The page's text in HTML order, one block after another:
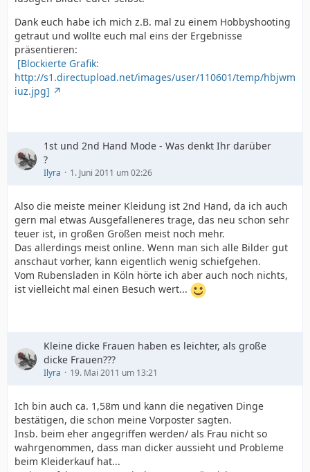
Dank euch habe ich mich z.B. mal zu einem Hobbyshooting
getraut und wollte euch mal eins der Ergebnisse
präsentieren:
[Blockierte Grafik:
http://s1.directupload.net/images/user/110601/temp/hbjwm
iuz.jpg]
1st und 2nd Hand Mode - Was denkt Ihr darüber
?
Ilyra 1. Juni 2011 um 02:26
Also die meiste meiner Kleidung ist 2nd Hand, da ich auch
gern mal etwas Ausgefalleneres trage, das neu schon sehr
teuer ist, in großen Größen meist noch mehr.
Das allerdings meist online. Wenn man sich alle Bilder gut
anschaut vorher, kann eigentlich wenig schiefgehen.
Vom Rubensladen in Köln hörte ich aber auch noch nichts,
ist vielleicht mal einen Besuch wert...
Kleine dicke Frauen haben es leichter, als große
dicke Frauen???
Ilyra 19. Mai 2011 um 13:21
Ich bin auch ca. 1,58m und kann die negativen Dinge
bestätigen, die schon meine Vorposter sagten.
Insb. beim eher angegriffen werden/ als Frau nicht so
wahrgenommen, dass man dicker aussieht und Probleme
beim Kleiderkauf hat...